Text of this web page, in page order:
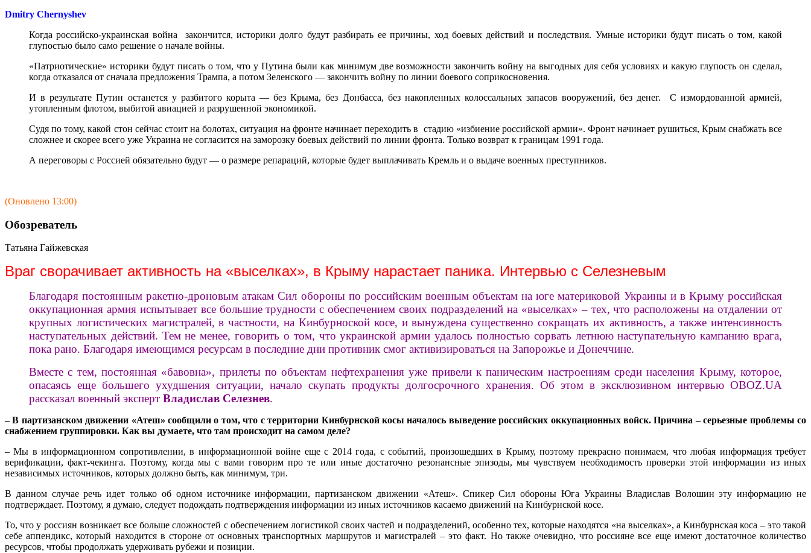
Dmitry Chernyshev
Когда российско-украинская война закончится, историки долго будут разбирать ее причины, ход боевых действий и последствия. Умные историки будут писать о том, какой
глупостью было само решение о начале войны.
«Патриотические» историки будут писать о том, что у Путина были как минимум две возможности закончить войну на выгодных для себя условиях и какую глупость он сделал,
когда отказался от сначала предложения Трампа, а потом Зеленского — закончить войну по линии боевого соприкосновения.
И в результате Путин останется у разбитого корыта — без Крыма, без Донбасса, без накопленных колоссальных запасов вооружений, без денег. С измордованной армией,
утопленным флотом, выбитой авиацией и разрушенной экономикой.
Судя по тому, какой стон сейчас стоит на болотах, ситуация на фронте начинает переходить в стадию «избиение российской армии». Фронт начинает рушиться, Крым снабжать все
сложнее и скорее всего уже Украина не согласится на заморозку боевых действий по линии фронта. Только возврат к границам 1991 года.
А переговоры с Россией обязательно будут — о размере репараций, которые будет выплачивать Кремль и о выдаче военных преступников.
(Оновлено 13:00)
Обозреватель
Татьяна Гайжевская
Враг сворачивает активность на «выселках», в Крыму нарастает паника. Интервью с Селезневым
Благодаря постоянным ракетно-дроновым атакам Сил обороны по российским военным объектам на юге материковой Украины и в Крыму российская
оккупационная армия испытывает все большие трудности с обеспечением своих подразделений на «выселках» – тех, что расположены на отдалении от
крупных логистических магистралей, в частности, на Кинбурноской косе, и вынуждена существенно сокращать их активность, а также интенсивность
наступательных действий. Тем не менее, говорить о том, что украинской армии удалось полностью сорвать летнюю наступательную кампанию врага,
пока рано. Благодаря имеющимся ресурсам в последние дни противник смог активизироваться на Запорожье и Донеччине.
Вместе с тем, постоянная «бавовна», прилеты по объектам нефтехранения уже привели к паническим настроениям среди населения Крыму, которое,
опасаясь еще большего ухудшения ситуации, начало скупать продукты долгосрочного хранения. Об этом в эксклюзивном интервью OBOZ.UA
рассказал военный эксперт Владислав Селезнев.
– В партизанском движении «Атеш» сообщили о том, что с территории Кинбурнской косы началось выведение российских оккупационных войск. Причина – серьезные проблемы со
снабжением группировки. Как вы думаете, что там происходит на самом деле?
– Мы в информационном сопротивлении, в информационной войне еще с 2014 года, с событий, произошедших в Крыму, поэтому прекрасно понимаем, что любая информация требует
верификации, факт-чекинга. Поэтому, когда мы с вами говорим про те или иные достаточно резонансные эпизоды, мы чувствуем необходимость проверки этой информации из иных
независимых источников, которых должно быть, как минимум, три.
В данном случае речь идет только об одном источнике информации, партизанском движении «Атеш». Спикер Сил обороны Юга Украины Владислав Волошин эту информацию не
подтверждает. Поэтому, я думаю, следует подождать подтверждения информации из иных источников касаемо движений на Кинбурнской косе.
То, что у россиян возникает все больше сложностей с обеспечением логистикой своих частей и подразделений, особенно тех, которые находятся «на выселках», а Кинбурнская коса – это такой
себе аппендикс, который находится в стороне от основных транспортных маршрутов и магистралей – это факт. Но также очевидно, что россияне все еще имеют достаточное количество
ресурсов, чтобы продолжать удерживать рубежи и позиции.